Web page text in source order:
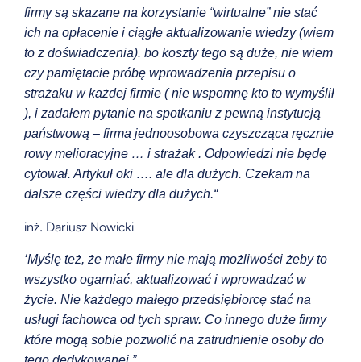
firmy są skazane na korzystanie “wirtualne” nie stać
ich na opłacenie i ciągłe aktualizowanie wiedzy (wiem
to z doświadczenia). bo koszty tego są duże, nie wiem
czy pamiętacie próbę wprowadzenia przepisu o
strażaku w każdej firmie ( nie wspomnę kto to wymyślił
), i zadałem pytanie na spotkaniu z pewną instytucją
państwową – firma jednoosobowa czyszcząca ręcznie
rowy melioracyjne … i strażak . Odpowiedzi nie będę
cytował. Artykuł oki …. ale dla dużych. Czekam na
dalsze części wiedzy dla dużych.“
inż. Dariusz Nowicki
‘Myślę też, że małe firmy nie mają możliwości żeby to
wszystko ogarniać, aktualizować i wprowadzać w
życie. Nie każdego małego przedsiębiorcę stać na
usługi fachowca od tych spraw. Co innego duże firmy
które mogą sobie pozwolić na zatrudnienie osoby do